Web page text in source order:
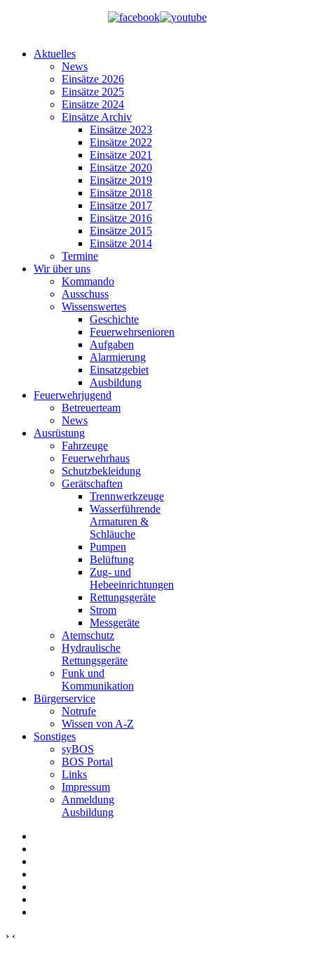
Aktuelles
News
Einsätze 2026
Einsätze 2025
Einsätze 2024
Einsätze Archiv
Einsätze 2023
Einsätze 2022
Einsätze 2021
Einsätze 2020
Einsätze 2019
Einsätze 2018
Einsätze 2017
Einsätze 2016
Einsätze 2015
Einsätze 2014
Termine
Wir über uns
Kommando
Ausschuss
Wissenswertes
Geschichte
Feuerwehrsenioren
Aufgaben
Alarmierung
Einsatzgebiet
Ausbildung
Feuerwehrjugend
Betreuerteam
News
Ausrüstung
Fahrzeuge
Feuerwehrhaus
Schutzbekleidung
Gerätschaften
Trennwerkzeuge
Wasserführende
Armaturen &
Schläuche
Pumpen
Belüftung
Zug- und
Hebeeinrichtungen
Rettungsgeräte
Strom
Messgeräte
Atemschutz
Hydraulische
Rettungsgeräte
Funk und
Kommunikation
Bürgerservice
Notrufe
Wissen von A-Z
Sonstiges
syBOS
BOS Portal
Links
Impressum
Anmeldung
Ausbildung
› ‹